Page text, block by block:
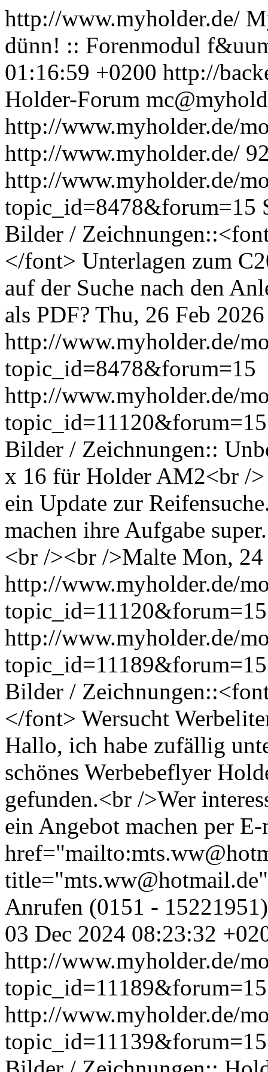
http://www.myholder.de/
dünn! :: Forenmodul
01:16:59 +0200 http://
Holder-Forum
http://www.myholder.de/
http://www.myholder.de/
http://www.myholder.de/
topic_id=8478&forum=15
Bilder /
</font> Unterlagen zum
auf der Suche nach den
als PDF? Thu, 26 Feb
http://www.myholder.de/
topic_id=8478&forum=15
http://www.myholder.de/
Bilder / Zeichnungen::
x 16 für Holder AM2<br /
ein Update zur
machen ihre Aufgabe
<br /><br />Malte Mon, 24
http://www.myholder.de/
topic_id=11120&forum=15
http://www.myholder.de/
Bilder /
</font> Wersucht
Hallo, ich habe zufällig
schönes Werbebeflyer
gefunden.<br />Wer
ein Angebot machen per
Anrufen (0151 -
03 Dec 2024 08:23:32
http://www.myholder.de/
topic_id=11189&forum=15
http://www.myholder.de/